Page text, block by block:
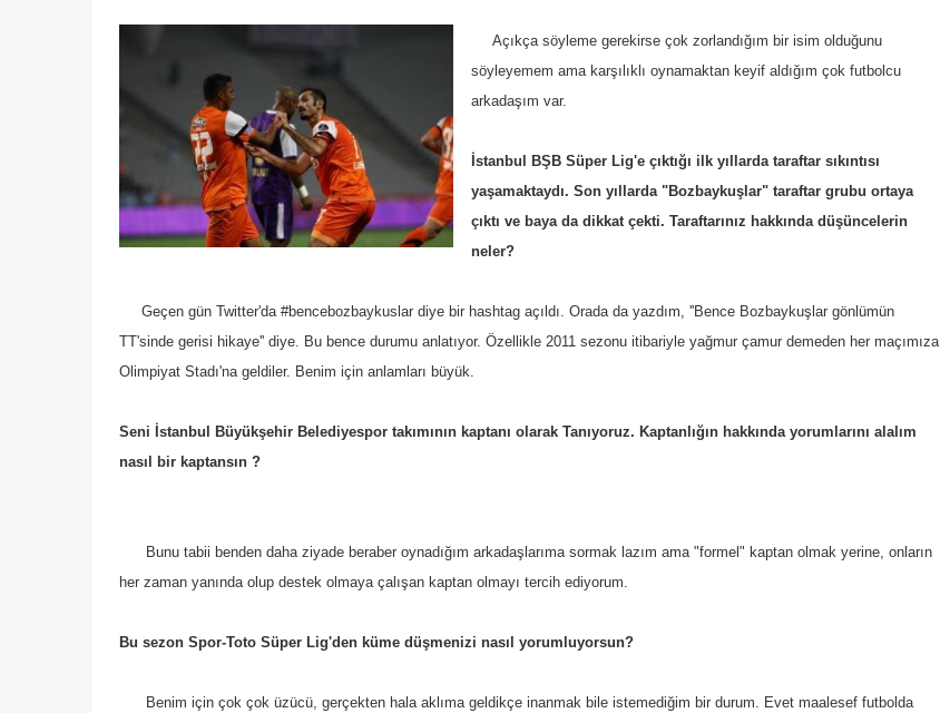
Açıkça söyleme gerekirse çok zorlandığım bir isim olduğunu
söyleyemem ama karşılıklı oynamaktan keyif aldığım çok futbolcu
arkadaşım var.
İstanbul BŞB Süper Lig'e çıktığı ilk yıllarda taraftar sıkıntısı
yaşamaktaydı. Son yıllarda "Bozbaykuşlar" taraftar grubu ortaya
çıktı ve baya da dikkat çekti. Taraftarınız hakkında düşüncelerin
neler?
Geçen gün Twitter'da #bencebozbaykuslar diye bir hashtag açıldı. Orada da yazdım, ''Bence Bozbaykuşlar gönlümün
TT'sinde gerisi hikaye'' diye. Bu bence durumu anlatıyor. Özellikle 2011 sezonu itibariyle yağmur çamur demeden her maçımıza
Olimpiyat Stadı'na geldiler. Benim için anlamları büyük.
Seni İstanbul Büyükşehir Belediyespor takımının kaptanı olarak Tanıyoruz. Kaptanlığın hakkında yorumlarını alalım
nasıl bir kaptansın ?
Bunu tabii benden daha ziyade beraber oynadığım arkadaşlarıma sormak lazım ama "formel" kaptan olmak yerine, onların
her zaman yanında olup destek olmaya çalışan kaptan olmayı tercih ediyorum.
Bu sezon Spor-Toto Süper Lig'den küme düşmenizi nasıl yorumluyorsun?
Benim için çok çok üzücü, gerçekten hala aklıma geldikçe inanmak bile istemediğim bir durum. Evet maalesef futbolda